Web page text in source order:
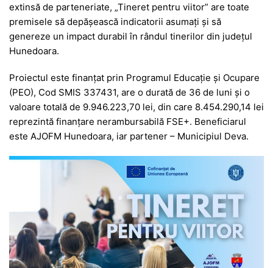
extinsă de parteneriate, „Tineret pentru viitor” are toate
premisele să depășească indicatorii asumați și să
genereze un impact durabil în rândul tinerilor din județul
Hunedoara.
Proiectul este finanțat prin Programul Educație și Ocupare
(PEO), Cod SMIS 337431, are o durată de 36 de luni și o
valoare totală de 9.946.223,70 lei, din care 8.454.290,14 lei
reprezintă finanțare nerambursabilă FSE+. Beneficiarul
este AJOFM Hunedoara, iar partener – Municipiul Deva.